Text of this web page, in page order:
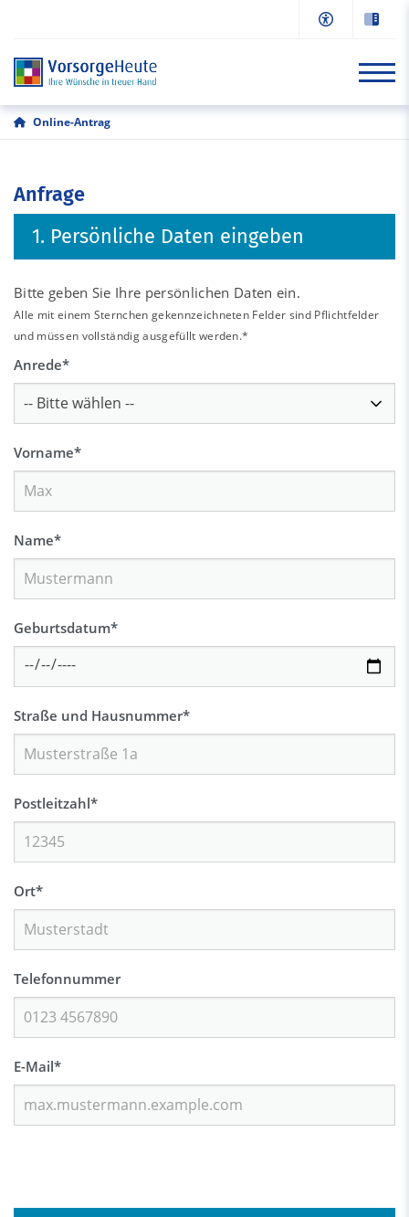
Online-Antrag
Anfrage
1. Persönliche Daten eingeben
Bitte geben Sie Ihre persönlichen Daten ein.
Alle mit einem Sternchen gekennzeichneten Felder sind Pflichtfelder
und müssen vollständig ausgefüllt werden.*
Anrede*
Vorname*
Name*
Geburtsdatum*
Straße und Hausnummer*
Postleitzahl*
Ort*
Telefonnummer
E-Mail*
Informationen
Online-Antrag